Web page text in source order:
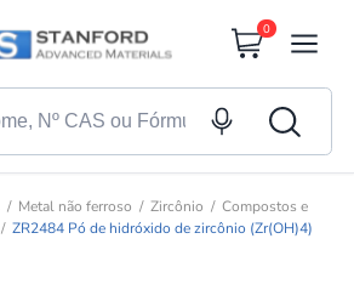
0
Metal não ferroso Zircônio
Compostos e
ZR2484 Pó de hidróxido de zircônio (Zr(OH)4)